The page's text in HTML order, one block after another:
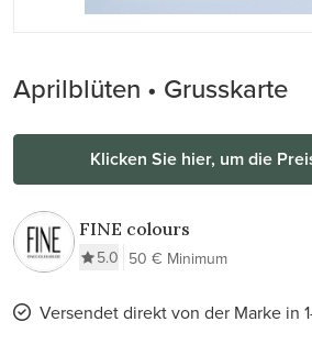
Aprilblüten • Grusskarte
Klicken Sie hier, um die
FINE colours
5.0 50 € Minimum
Versendet direkt von der Marke in